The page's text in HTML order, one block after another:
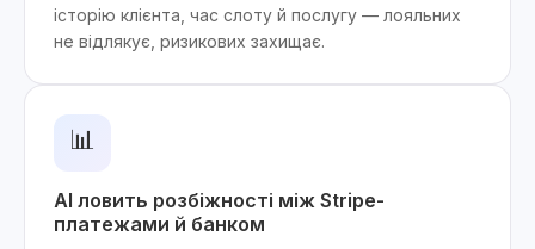
історію клієнта, час слоту й послугу — лояльних
не відлякує, ризикових захищає.
📊
AI ловить розбіжності між Stripe-
платежами й банком